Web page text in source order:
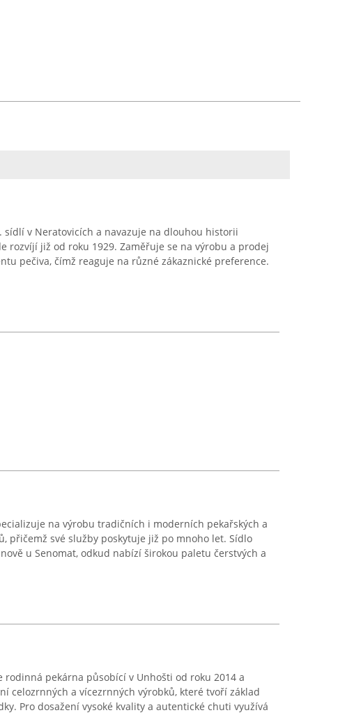
sídlí v Neratovicích a navazuje na dlouhou historii
rozvíjí již od roku 1929. Zaměřuje se na výrobu a prodej
pečiva, čímž reaguje na různé zákaznické preference.
na výrobu tradičních i moderních pekařských a
přičemž své služby poskytuje již po mnoho let. Sídlo
u Senomat, odkud nabízí širokou paletu čerstvých a
rodinná pekárna působící v Unhošti od roku 2014 a
celozrnných a vícezrnných výrobků, které tvoří základ
Pro dosažení vysoké kvality a autentické chuti využívá